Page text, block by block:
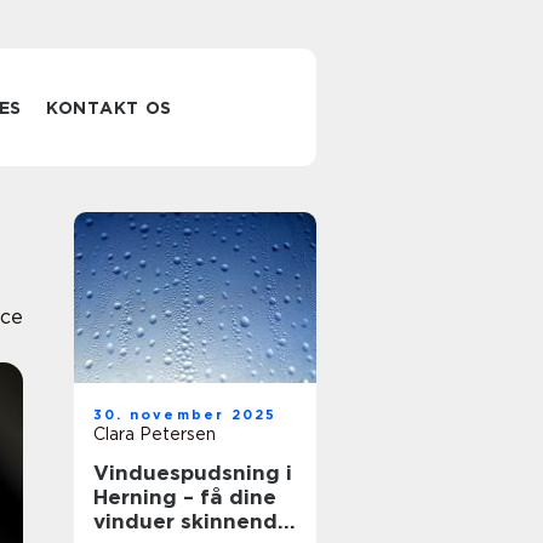
KONTAKT OS
30. november 2025
Clara Petersen
Vinduespudsning i
Herning – få dine
vinduer skinnende